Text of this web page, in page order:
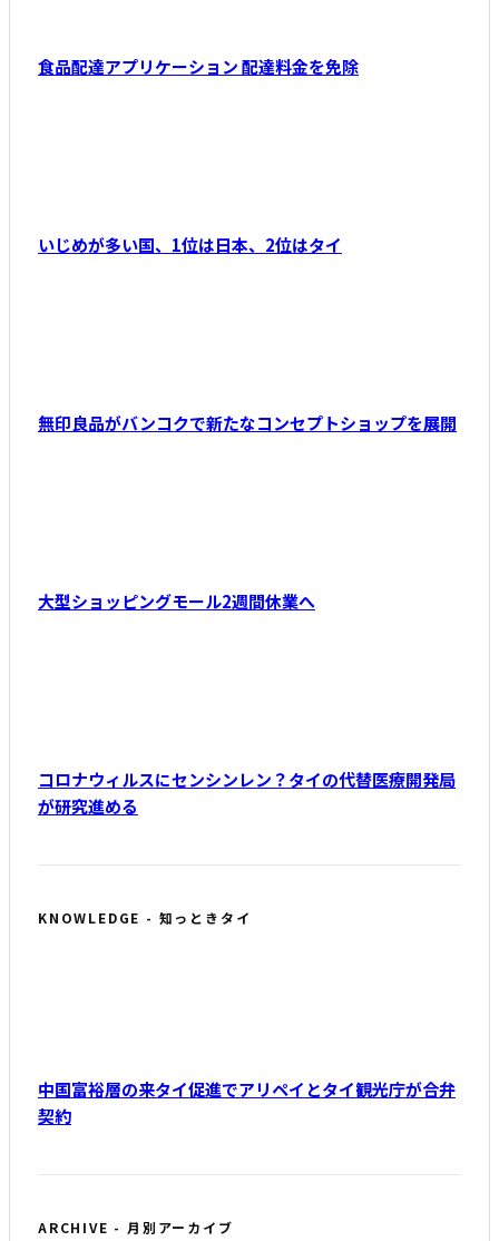
食品配達アプリケーション 配達料金を免除
いじめが多い国、1位は日本、2位はタイ
無印良品がバンコクで新たなコンセプトショップを展開
大型ショッピングモール2週間休業へ
コロナウィルスにセンシンレン？タイの代替医療開発局
が研究進める
KNOWLEDGE - 知っときタイ
中国富裕層の来タイ促進でアリペイとタイ観光庁が合弁
契約
ARCHIVE - 月別アーカイブ